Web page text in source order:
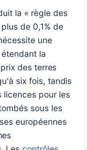
la « règle des
de 0,1% de
une
la
des terres
six fois, tandis
licences pour les
sous les
européennes